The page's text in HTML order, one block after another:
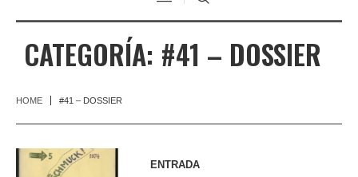
CATEGORÍA: #41 – DOSSIER
HOME #41 – DOSSIER
ENTRADA